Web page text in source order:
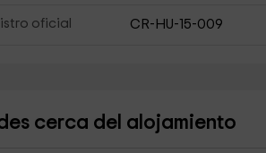
oficial CR-HU-15-009
cerca del alojamiento